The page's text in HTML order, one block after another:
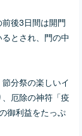
後3日間は開門
とされ、門の中
分祭の楽しいイ
厄除の神符「疫
御利益をたっぷ